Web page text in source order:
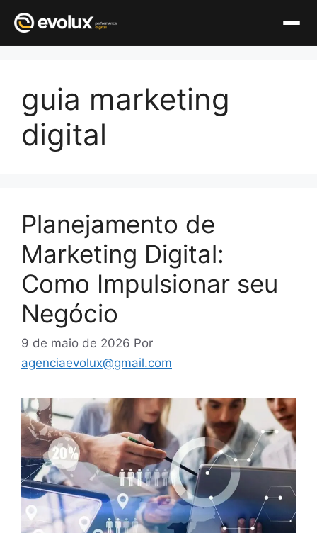
conteúdo
guia marketing
digital
Planejamento de
Marketing Digital:
Como Impulsionar seu
Negócio
9 de maio de 2026 Por
agenciaevolux@gmail.com